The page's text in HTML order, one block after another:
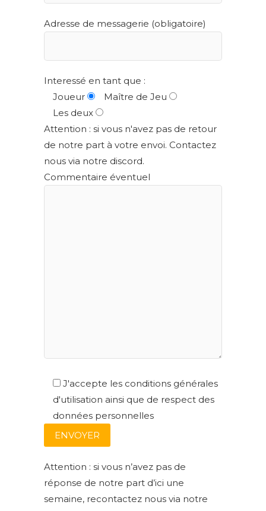
Adresse de messagerie (obligatoire)
Interessé en tant que :
Joueur
Maître de Jeu
Les deux
Attention : si vous n'avez pas de retour
de notre part à votre envoi. Contactez
nous via notre discord.
Commentaire éventuel
J'accepte les conditions générales
d'utilisation ainsi que de respect des
données personnelles
Attention : si vous n’avez pas de
réponse de notre part d’ici une
semaine, recontactez nous via notre